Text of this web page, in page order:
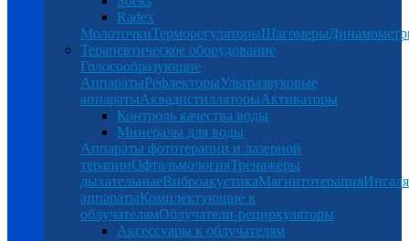
Radex
МолоточкиТерморегуляторыШагомеры
Терапевтическое оборудование
Голосообразующие
АппаратыРефлекторыУльтразвуковые
аппаратыАквадистилляторыАктиваторы
Контроль качества воды
Минералы для воды
Аппараты фототерапии и лазерной
терапииОфтальмологияТренажеры
дыхательныеВиброакустикаМагнитотерапия
аппаратыКомплектующие к
облучателямОблучатели-рециркуляторы
Аксессуары к облучателям